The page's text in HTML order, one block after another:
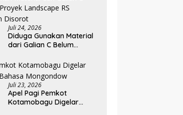
Juli 24, 2026
Diduga Gunakan Material
dari Galian C Belum
RS Pratama Boltim Disorot
Juli 23, 2026
Apel Pagi Pemkot
Kotamobagu Digelar